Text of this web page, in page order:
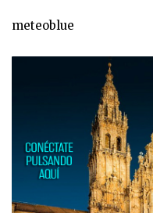
meteoblue